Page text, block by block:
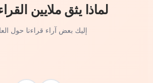
لماذا يثق ملايين
إليك بعض آراء قراءنا حول